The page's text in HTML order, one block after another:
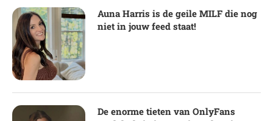
Auna Harris is de geile MILF die nog
niet in jouw feed staat!
De enorme tieten van OnlyFans